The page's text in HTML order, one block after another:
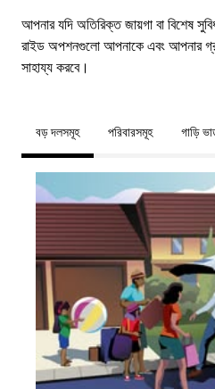
আপনার যদি অতিরিক্ত জায়গা বা
রাইড অপশনগুলো আপনাকে এবং আপনার
সাহায্য করবে।
বড় দলসমূহ পরিবারসমূহ গাড়ি